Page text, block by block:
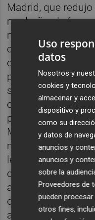
Madrid, que
madroño, de
minimalista: el
cuatro barras rojas
corona de Jaume I
proyectaban a
simbolizando la
ciudad de
propiamente
Medium, tipografía
momento. Ambos
legibilidad
de reproducciones
apenas
diferentes
acusando al
Uso
datos
Nosotros y
cookies y
almacenar y
dispositivo y
como su
y datos de
anuncios y
anuncios y
sobre la
Proveedores de
pueden
otros fines,